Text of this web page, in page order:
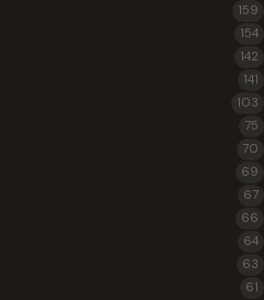
159
154
142
141
103
75
70
69
67
66
64
63
61